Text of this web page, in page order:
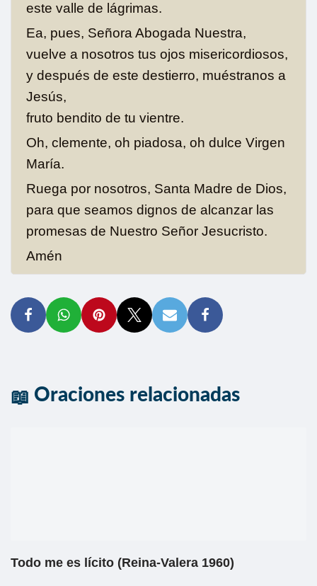
este valle de lágrimas.
Ea, pues, Señora Abogada Nuestra,
vuelve a nosotros tus ojos misericordiosos,
y después de este destierro, muéstranos a
Jesús,
fruto bendito de tu vientre.
Oh, clemente, oh piadosa, oh dulce Virgen
María.
Ruega por nosotros, Santa Madre de Dios,
para que seamos dignos de alcanzar las
promesas de Nuestro Señor Jesucristo.
Amén
Oraciones relacionadas
Todo me es lícito (Reina-Valera 1960)